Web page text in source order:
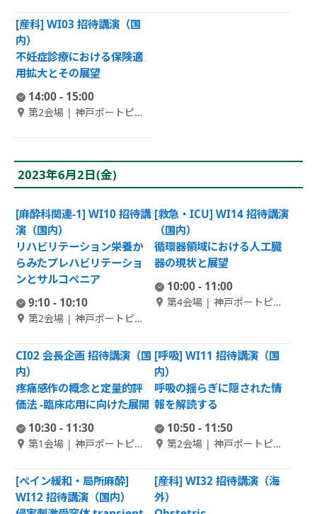
[産科] WI03 招待講演（国
内）
不妊症診療における保険適
用拡大とその展望
14:00 - 15:00
第2会場 | 神戸ポートピア
2023年6月2日(金)
[麻酔科関連-1] WI10 招待講
演（国内）
リハビリテーション栄養か
らみたプレハビリテーショ
ンとサルコペニア
9:10 - 10:10
第2会場 | 神戸ポートピア
[救急・ICU] WI14 招待講演
（国内）
循環器領域における人工臓
器の現状と展望
10:00 - 11:00
第4会場 | 神戸ポートピア
CI02 会長企画 招待講演（国
内）
疼痛感作の概念と定量的評
価法 -臨床応用に向けた展開
10:30 - 11:30
第1会場 | 神戸ポートピア
ホール
[呼吸] WI11 招待講演（国
内）
呼吸の揺らぎに隠された情
報を解読する
10:50 - 11:50
第2会場 | 神戸ポートピア
[ペイン緩和・局所麻酔]
WI12 招待講演（国内）
[産科] WI32 招待講演（海
外）